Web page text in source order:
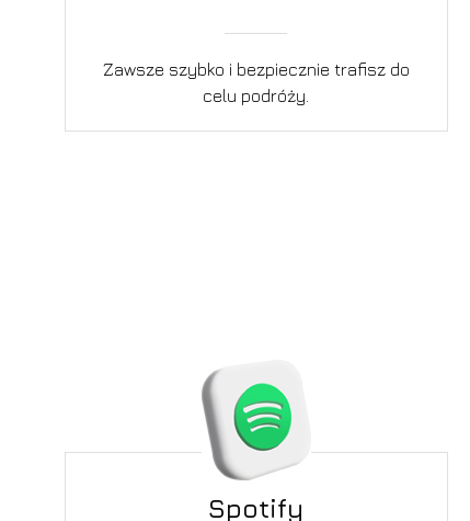
Zawsze szybko i bezpiecznie trafisz do
celu podróży.
Spotify